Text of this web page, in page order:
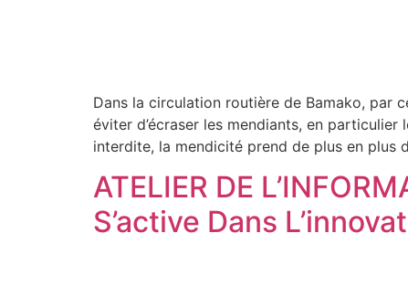
Dans la circulation routière de Bamako, par
éviter d’écraser les mendiants, en
interdite, la mendicité prend de plus en plus
ATELIER DE
S’active Dans